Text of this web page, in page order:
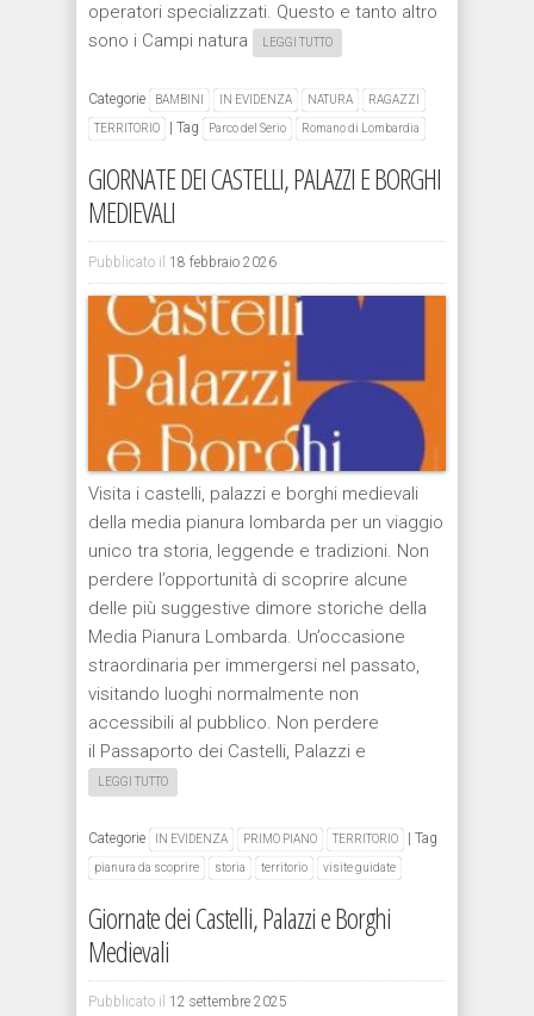
operatori specializzati. Questo e tanto altro
sono i Campi natura
LEGGI TUTTO
Categorie BAMBINI IN EVIDENZA NATURA RAGAZZI
TERRITORIO | Tag Parco del Serio Romano di Lombardia
GIORNATE DEI CASTELLI, PALAZZI E BORGHI
MEDIEVALI
Pubblicato il 18 febbraio 2026
Visita i castelli, palazzi e borghi medievali
della media pianura lombarda per un viaggio
unico tra storia, leggende e tradizioni. Non
perdere l’opportunità di scoprire alcune
delle più suggestive dimore storiche della
Media Pianura Lombarda. Un’occasione
straordinaria per immergersi nel passato,
visitando luoghi normalmente non
accessibili al pubblico. Non perdere
il Passaporto dei Castelli, Palazzi e
LEGGI TUTTO
Categorie IN EVIDENZA PRIMO PIANO TERRITORIO | Tag
pianura da scoprire storia territorio visite guidate
Giornate dei Castelli, Palazzi e Borghi
Medievali
Pubblicato il 12 settembre 2025